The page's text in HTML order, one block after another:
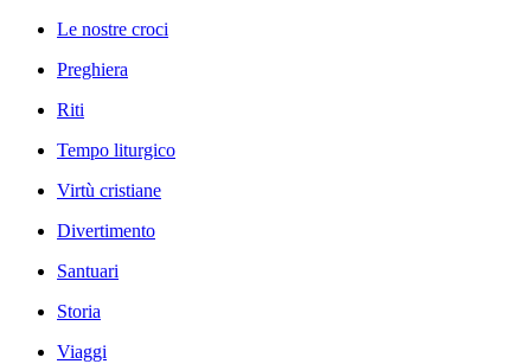
Le nostre croci
Preghiera
Riti
Tempo liturgico
Virtù cristiane
Divertimento
Santuari
Storia
Viaggi